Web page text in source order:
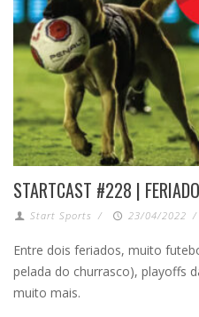
STARTCAST #228 |
Start Sports / 23/04/2022 /
Entre dois feriados, muito
pelada do churrasco), playoffs
muito mais.